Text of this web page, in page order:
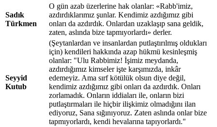
Sadık
Türkmen
O gün azab üzerlerine hak olanlar: «Rabb'imiz,
azdırdıklarımız şunlar. Kendimiz azdığımız gibi
onları da azdırdık. Onlardan uzaklaşıp sana geldik,
zaten, aslında bize tapmıyorlardı» derler.
Seyyid
Kutub
(Şeytanlardan ve insanlardan putlaştırılmış oldukları
için) kendileri hakkında azap hükmü kesinleşmiş
olanlar: "Ulu Rabbimiz! İşimiz meydanda,
azdırdığımız kimseler işte karşımızda, inkâr
edemeyiz. Ama sırf kötülük olsun diye değil,
kendimiz azdığımız gibi onları da azdırdık. Onları
zorlamadık. Onların iddiaları ile, onların bizi
putlaştırmaları ile hiçbir ilişkimiz olmadığını ilan
ediyoruz, Sana sığınıyoruz. Zaten aslında onlar bize
tapmıyorlardı, kendi hevalarına tapıyorlardı."